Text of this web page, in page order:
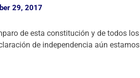
29, 2017
de esta constitución y de todos
de independencia aún